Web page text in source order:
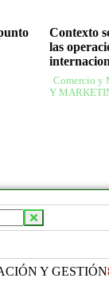
Contexto
las
Comercio y
Y
Y GESTIÓN